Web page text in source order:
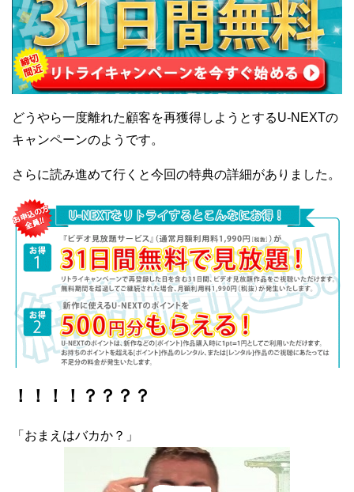
どうやら一度離れた顧客を再獲得しようとするU-NEXTの
キャンペーンのようです。
さらに読み進めて行くと今回の特典の詳細がありました。
！！！！？？？？
「おまえはバカか？」